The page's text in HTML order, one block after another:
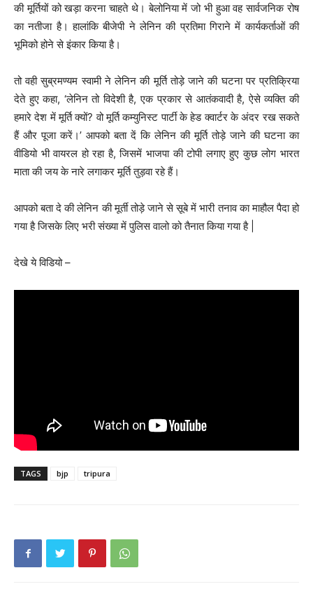
की मूर्तियों को खड़ा करना चाहते थे। बेलोनिया में जो भी हुआ वह सार्वजनिक रोष
का नतीजा है। हालांकि बीजेपी ने लेनिन की प्रतिमा गिराने में कार्यकर्ताओं की
भूमिको होने से इंकार किया है।
तो वही सुब्रमण्यम स्वामी ने लेनिन की मूर्ति तोड़े जाने की घटना पर प्रतिक्रिया
देते हुए कहा, ‘लेनिन तो विदेशी है, एक प्रकार से आतंकवादी है, ऐसे व्यक्ति की
हमारे देश में मूर्ति क्यों? वो मूर्ति कम्युनिस्ट पार्टी के हेड क्वार्टर के अंदर रख सकते
हैं और पूजा करें।’ आपको बता दें कि लेनिन की मूर्ति तोड़े जाने की घटना का
वीडियो भी वायरल हो रहा है, जिसमें भाजपा की टोपी लगाए हुए कुछ लोग भारत
माता की जय के नारे लगाकर मूर्ति तुड़वा रहे हैं।
आपको बता दे की लेनिन की मूर्ती तोड़े जाने से सूबे में भारी तनाव का माहौल पैदा हो
गया है जिसके लिए भरी संख्या में पुलिस वालो को तैनात किया गया है |
देखे ये विडियो –
TAGS bjp tripura